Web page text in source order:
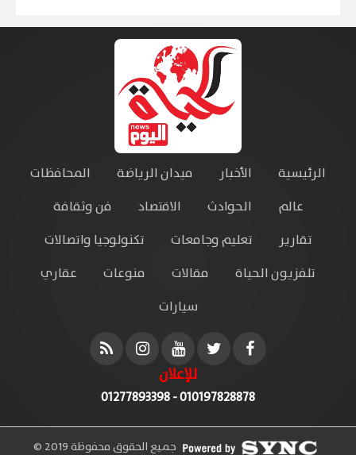
الرئيسية الأخبار ميدان الرياضة
المحافظات
عالم
الحوادث الاقتصاد
فن وثقافة
تقارير
تعليم وجامعات
تكنولوجيا واتصالات
تلفزيون الحياة
مقالات منوعات
عقاري
سيارات
للإعلان
010197828878 - 01277893398
جميع الحقوق محفوظة 2019 ©